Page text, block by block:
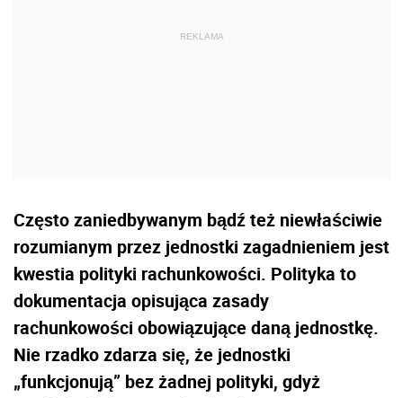
Często zaniedbywanym bądź też niewłaściwie
rozumianym przez jednostki zagadnieniem jest
kwestia polityki rachunkowości. Polityka to
dokumentacja opisująca zasady
rachunkowości obowiązujące daną jednostkę.
Nie rzadko zdarza się, że jednostki
„funkcjonują” bez żadnej polityki, gdyż